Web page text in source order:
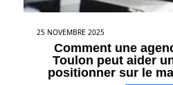
25 NOVEMBRE 2025
Comment une
Toulon peut aider
positionner sur le